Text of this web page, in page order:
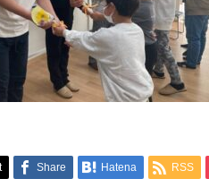
Share Hatena RSS